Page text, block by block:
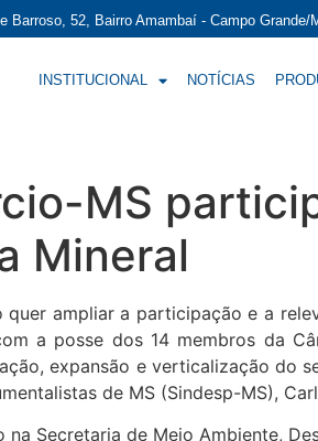
Barroso, 52, Bairro Amambaí - Campo Grande/
INSTITUCIONAL NOTÍCIAS
MS
Mineral
quer ampliar a participação e a
a posse dos 14 membros da
expansão e verticalização do
de MS (Sindesp-MS),
na Secretaria de Meio Ambiente,